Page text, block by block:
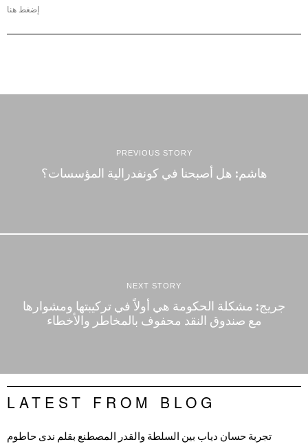
إضغط هنا
PREVIOUS STORY
هاشم: هل أصبحنا في كونفدرالية المؤسسات؟
NEXT STORY
جريج: مشكلة الحكومة هي أولاً في تركيبتها ومشوارها
مع صندوق النقد محفوف بالمخاطر والأخطاء
LATEST FROM BLOG
تجربة حسان دياب بين السلطة والقدر المصطنع بقلم ندى حاطوم